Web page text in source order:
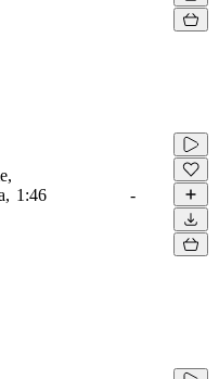
1:46 -